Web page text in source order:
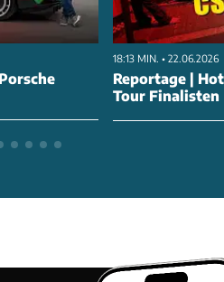
18:13 MIN. • 22.06.2026
Reportage |
Tour Finalisten